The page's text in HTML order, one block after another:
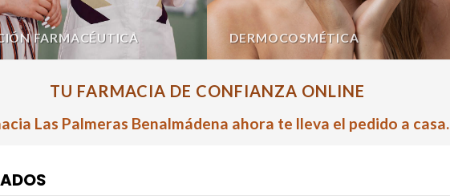
FARMACÉUTICA DERMOCOSMÉTICA
TU FARMACIA DE CONFIANZA ONLINE
Las Palmeras Benalmádena ahora te lleva el pedido a casa.